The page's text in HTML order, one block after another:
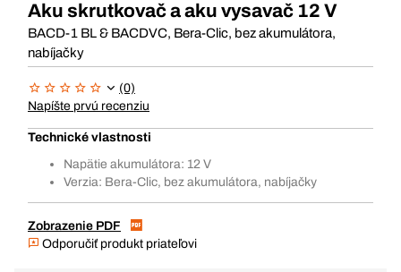
Aku skrutkovač a aku vysavač 12 V
BACD-1 BL & BACDVC, Bera-Clic, bez akumulátora,
nabíjačky
(0)
Napíšte prvú recenziu
Technické vlastnosti
Napätie akumulátora: 12 V
Verzia: Bera-Clic, bez akumulátora, nabíjačky
Zobrazenie PDF
Odporučiť produkt priateľovi